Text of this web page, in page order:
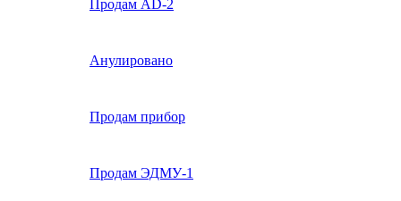
Продам AD-2
Анулировано
Продам прибор
Продам ЭДМУ-1